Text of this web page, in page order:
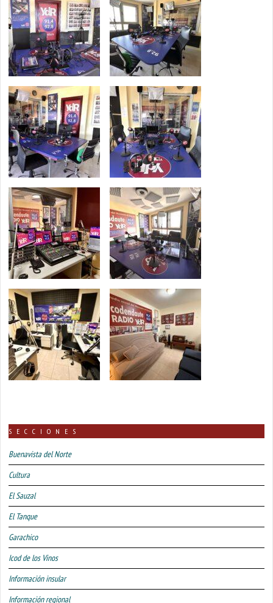
SECCIONES
Buenavista del Norte
Cultura
El Sauzal
El Tanque
Garachico
Icod de los Vinos
Información insular
Información regional